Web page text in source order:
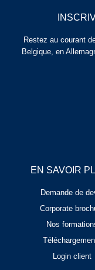
EN SAVOIR
Demande de
Corporate
Nos
Login client
Restez au courant
Belgique, en